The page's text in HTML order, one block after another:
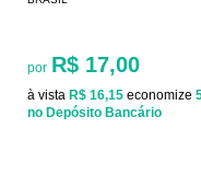
por R$ 17,00
à vista R$ 16,15 economize
no Depósito Bancário